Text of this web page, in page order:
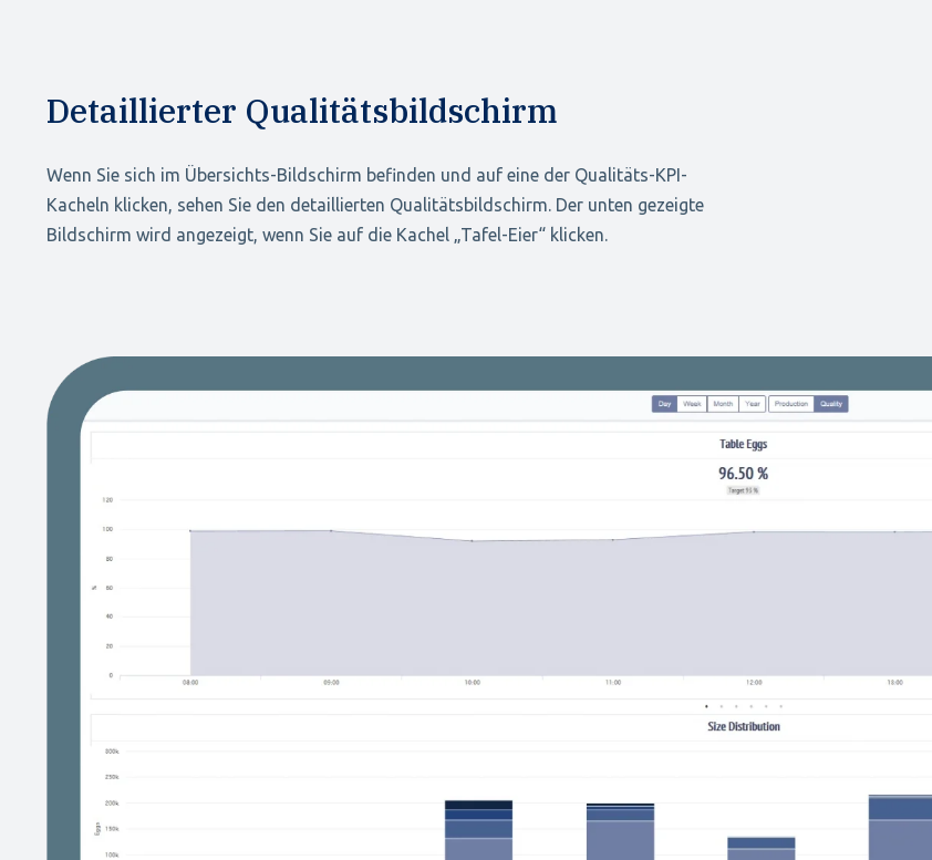
Detaillierter Qualitätsbildschirm
Wenn Sie sich im Übersichts-Bildschirm befinden und auf eine der Qualitäts-KPI-
Kacheln klicken, sehen Sie den detaillierten Qualitätsbildschirm. Der unten gezeigte
Bildschirm wird angezeigt, wenn Sie auf die Kachel „Tafel-Eier“ klicken.